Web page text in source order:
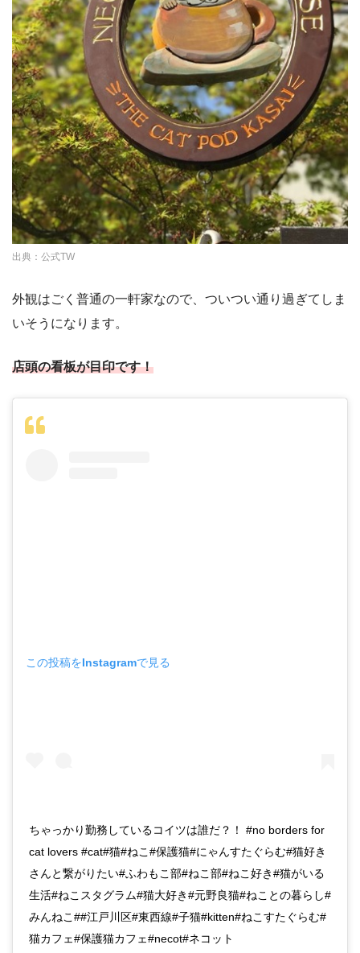
出典：公式TW
外観はごく普通の一軒家なので、ついつい通り過ぎてしま
いそうになります。
店頭の看板が目印です！
この投稿をInstagramで見る
ちゃっかり勤務しているコイツは誰だ？！ #no borders for
cat lovers #cat#猫#ねこ#保護猫#にゃんすたぐらむ#猫好き
さんと繋がりたい#ふわもこ部#ねこ部#ねこ好き#猫がいる
生活#ねこスタグラム#猫大好き#元野良猫#ねことの暮らし#
みんねこ##江戸川区#東西線#子猫#kitten#ねこすたぐらむ#
猫カフェ#保護猫カフェ#necot#ネコット